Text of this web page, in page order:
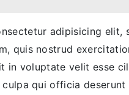
adipisicing
quis nostrud
in voluptate velit esse
qui officia